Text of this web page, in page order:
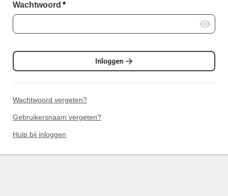
Wachtwoord *
Inloggen
Wachtwoord vergeten?
Gebruikersnaam vergeten?
Hulp bij inloggen